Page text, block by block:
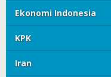
Ekonomi Indonesia
KPK
Iran